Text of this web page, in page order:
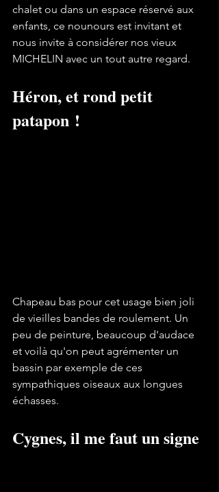
chalet ou dans un espace réservé aux
enfants, ce nounours est invitant et
nous invite à considérer nos vieux
MICHELIN avec un tout autre regard.
Héron, et rond petit
patapon !
Chapeau bas pour cet usage bien joli
de vieilles bandes de roulement. Un
peu de peinture, beaucoup d'audace
et voilà qu'on peut agrémenter un
bassin par exemple de ces
sympathiques oiseaux aux longues
échasses.
Cygnes, il me faut un signe